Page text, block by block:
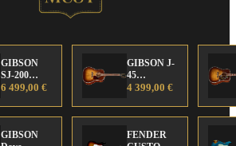
GIBSON
SJ-200
Anniversary
Edition
6 499,00 €
GIBSON J-
45
Anniversary
Edition
4 399,00 €
GIBSON
FENDER